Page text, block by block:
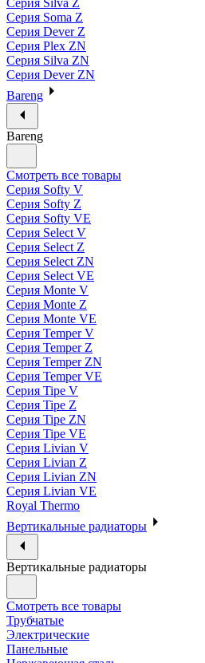
Серия Silva Z
Серия Soma Z
Серия Dever Z
Серия Plex ZN
Серия Silva ZN
Серия Dever ZN
Bareng
Bareng
Смотреть все товары
Серия Softy V
Серия Softy Z
Серия Softy VE
Серия Select V
Серия Select Z
Серия Select ZN
Серия Select VE
Серия Monte V
Серия Monte Z
Серия Monte VE
Серия Temper V
Серия Temper Z
Серия Temper ZN
Серия Temper VE
Серия Tipe V
Серия Tipe Z
Серия Tipe ZN
Серия Tipe VE
Серия Livian V
Серия Livian Z
Серия Livian ZN
Серия Livian VE
Royal Thermo
Вертикальные радиаторы
Вертикальные радиаторы
Смотреть все товары
Трубчатые
Электрические
Панельные